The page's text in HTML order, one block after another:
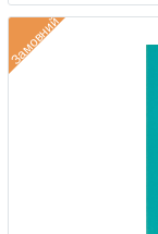
Замовний